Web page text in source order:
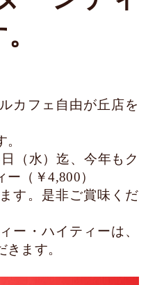
カフェ自由が丘店を
（水）迄、今年もク
（￥4,800）
す。是非ご賞味くだ
ー・ハイティーは、
ます。